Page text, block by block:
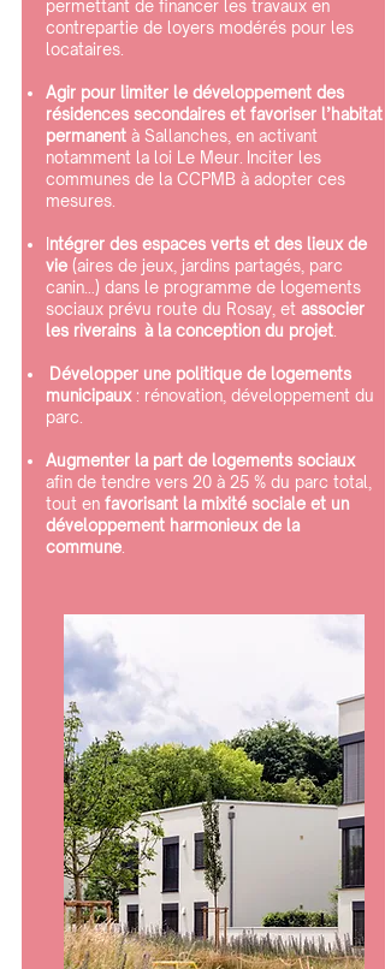
permettant de financer les travaux en
contrepartie de loyers modérés pour les
locataires.
Agir pour limiter le développement des
résidences secondaires et favoriser l’habitat
permanentà Sallanches, en activant
notamment la loi Le Meur. Inciter les
communes de la CCPMB à adopter ces
mesures.
ntégrer des espaces verts et des lieux de
vie(aires de jeux, jardins partagés, parc
canin…) dans le programme de logements
sociaux prévu route du Rosay, et associer
les riverains à la conception du projet.
Développer une politique de logements
municipaux: rénovation, développement du
parc.
Augmenter la part de logements sociaux
afin de tendre vers 20 à 25 % du parc total,
tout en favorisant la mixité sociale et un
développement harmonieux de la
commune.